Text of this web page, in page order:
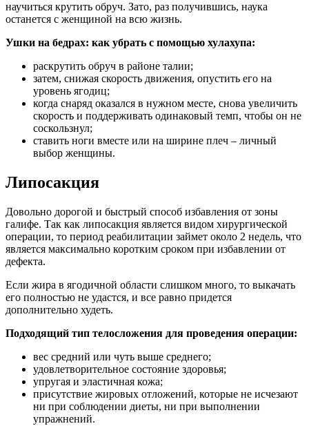
научиться крутить обруч. Зато, раз получившись, наука
останется с женщиной на всю жизнь.
Ушки на бедрах: как убрать с помощью хулахупа:
раскрутить обруч в районе талии;
затем, снижая скорость движения, опустить его на
уровень ягодиц;
когда снаряд оказался в нужном месте, снова увеличить
скорость и поддерживать одинаковый темп, чтобы он не
соскользнул;
ставить ноги вместе или на ширине плеч – личный
выбор женщины.
Липосакция
Довольно дорогой и быстрый способ избавления от зоны
галифе. Так как липосакция является видом хирургической
операции, то период реабилитации займет около 2 недель, что
является максимально коротким сроком при избавлении от
дефекта.
Если жира в ягодичной области слишком много, то выкачать
его полностью не удастся, и все равно придется
дополнительно худеть.
Подходящий тип телосложения для проведения операции:
вес средний или чуть выше среднего;
удовлетворительное состояние здоровья;
упругая и эластичная кожа;
присутствие жировых отложений, которые не исчезают
ни при соблюдении диеты, ни при выполнении
упражнений.